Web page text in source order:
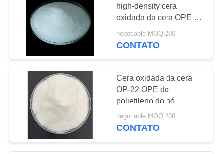
high-density cera
oxidada da cera OPE do
polietileno para a placa
de formação de espuma
negotiable MOQ:200
CONTATO
Cera oxidada da cera
OP-22 OPE do
polietileno do pó
plastificante industrial
branco para o PVC
negotiable MOQ:200
CONTATO